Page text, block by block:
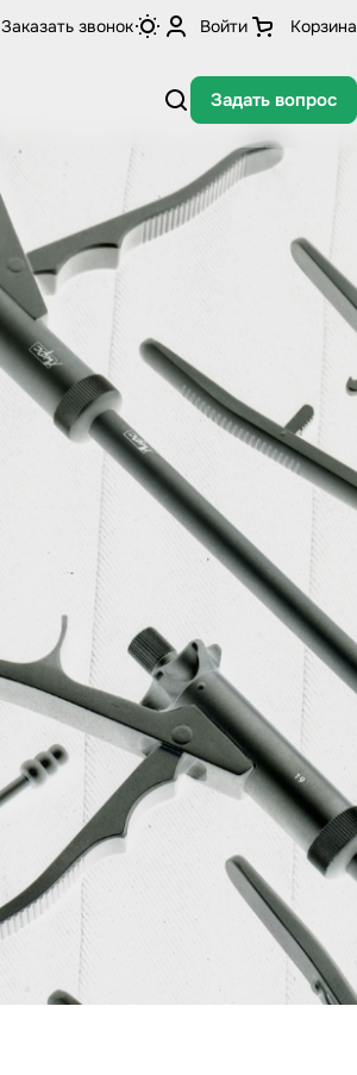
Заказать звонок Войти Корзина
Задать вопрос